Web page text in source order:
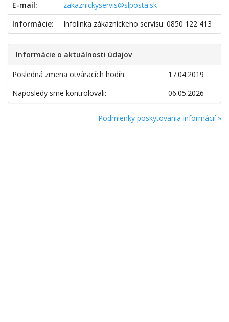
E-mail:
zakaznickyservis@slposta.sk
Informácie:
Infolinka zákazníckeho servisu: 0850 122 413
Informácie o aktuálnosti údajov
Posledná zmena otváracích hodín:
17.04.2019
Naposledy sme kontrolovali:
06.05.2026
Podmienky poskytovania informácií »